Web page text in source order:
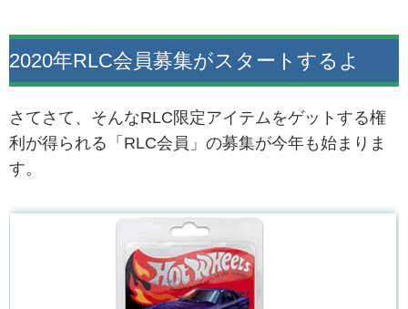
2020年RLC会員募集がスタートするよ
さてさて、そんなRLC限定アイテムをゲットする権
利が得られる「RLC会員」の募集が今年も始まりま
す。